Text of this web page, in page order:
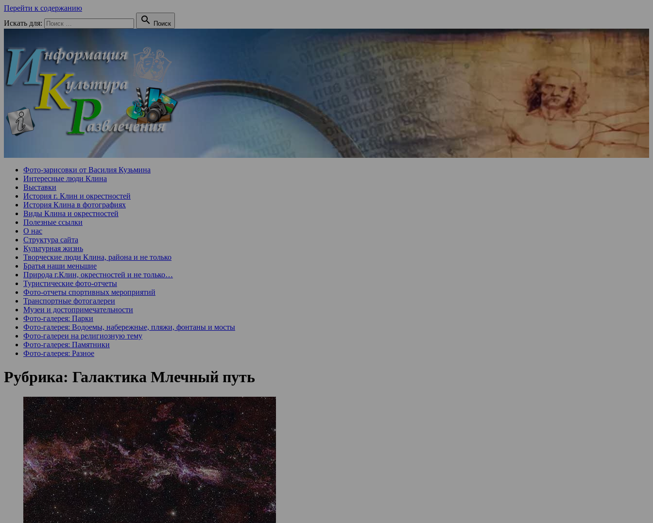
Перейти к содержанию
Искать для:
 Поиск
Фото-зарисовки от Василия Кузьмина
Интересные люди Клина
Выставки
История г. Клин и окрестностей
История Клина в фотографиях
Виды Клина и окрестностей
Полезные ссылки
О нас
Структура сайта
Культурная жизнь
Творческие люди Клина, района и не только
Братья наши меньшие
Природа г.Клин, окрестностей и не только…
Туристические фото-отчеты
Фото-отчеты спортивных мероприятий
Транспортные фотогалереи
Музеи и достопримечательности
Фото-галерея: Парки
Фото-галерея: Водоемы, набережные, пляжи, фонтаны и мосты
Фото-галереи на религиозную тему
Фото-галерея: Памятники
Фото-галерея: Разное
Рубрика: Галактика Млечный путь